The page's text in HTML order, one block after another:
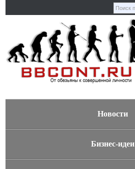
Новости
Бизнес-идеи